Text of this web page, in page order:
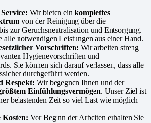
Wir bieten ein komplettes
von der Reinigung über die
bis zur Geruchsneutralisation und Entsorgung.
alle notwendigen Leistungen aus einer Hand.
Vorschriften: Wir arbeiten streng
Hygienevorschriften und
Sie können sich darauf verlassen, dass alle
durchgeführt werden.
Respekt: Wir begegnen Ihnen und der
Einfühlungsvermögen. Unser Ziel ist
belastenden Zeit so viel Last wie möglich
Kosten: Vor Beginn der Arbeiten erhalten Sie